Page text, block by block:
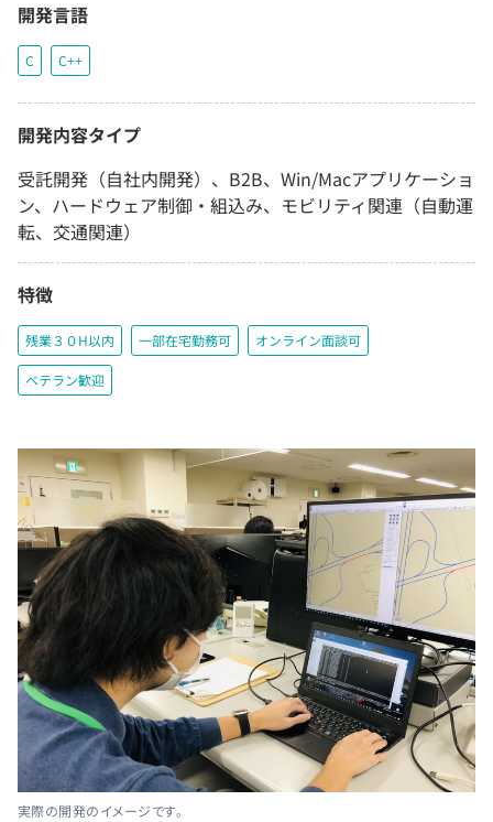
開発言語
C C++
開発内容タイプ
受託開発（自社内開発）、B2B、Win/Macアプリケーショ
ン、ハードウェア制御・組込み、モビリティ関連（自動運
転、交通関連）
特徴
残業３０H以内 一部在宅勤務可 オンライン面談可
ベテラン歓迎
実際の開発のイメージです。